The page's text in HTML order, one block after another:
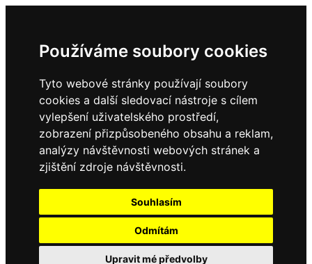
Používáme soubory cookies
Tyto webové stránky používají soubory
cookies a další sledovací nástroje s cílem
vylepšení uživatelského prostředí,
zobrazení přizpůsobeného obsahu a reklam,
analýzy návštěvnosti webových stránek a
zjištění zdroje návštěvnosti.
Souhlasím
Odmítám
Upravit mé předvolby